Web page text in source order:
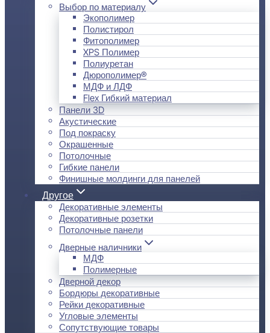
Выбор по материалу
Экополимер
Полистирол
Фитополимер
XPS Полимер
Полиуретан
Дюрополимер®
МДФ и ЛДФ
Flex Гибкий материал
Панели 3D
Акустические
Под покраску
Окрашенные
Потолочные
Гибкие панели
Финишные молдинги для панелей
Другое
Декоративные элементы
Декоративные розетки
Потолочные панели
Дверные наличники
МДФ
Полимерные
Дверной декор
Бордюры декоративные
Рейки декоративные
Угловые элементы
Сопутствующие товары